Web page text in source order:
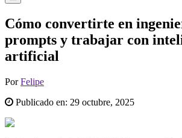
Cómo convertirte en
prompts y trabajar con
artificial
PorFelipe
Publicado en: 29 octubre, 2025